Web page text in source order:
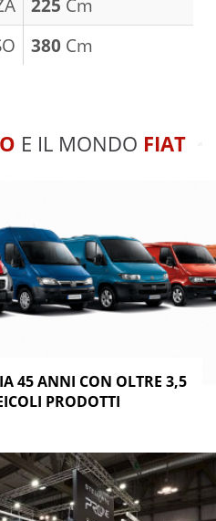
380 Cm
E IL MONDO FIAT
45 ANNI CON OLTRE 3,5
PRODOTTI